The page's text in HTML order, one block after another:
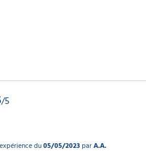
/5
du05/05/2023parA.A.